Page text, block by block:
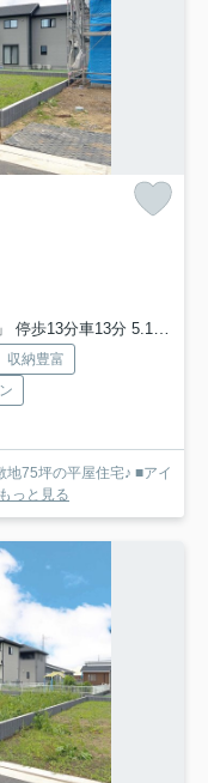
歩13分車13分 5.1km
収納豊富
75坪の平屋住宅♪ ■アイ
もっと見る